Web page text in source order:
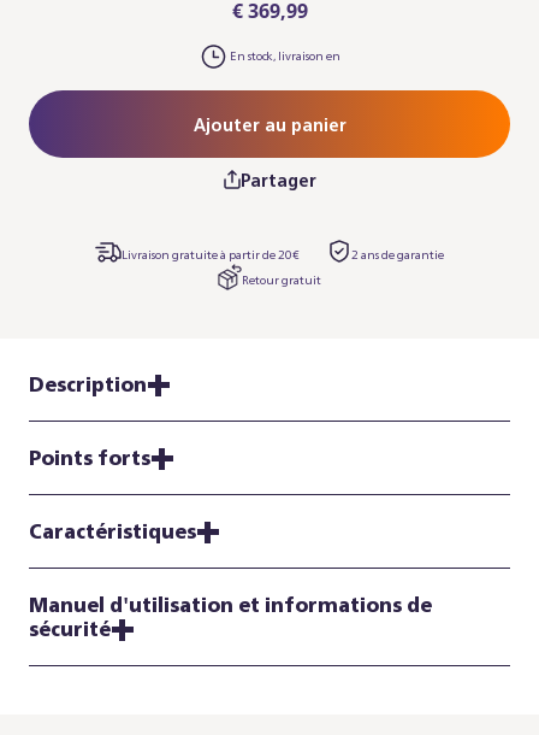
€ 369,99
En stock, livraison en
Ajouter au panier
Partager
Livraison gratuite à partir de 20€
2 ans de garantie
Retour gratuit
Description
Points forts
Caractéristiques
Manuel d'utilisation et informations de
sécurité